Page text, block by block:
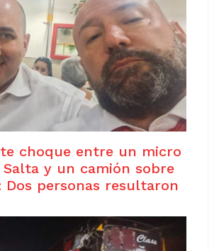
choque entre un micro
y un camión sobre
Dos personas resultaron